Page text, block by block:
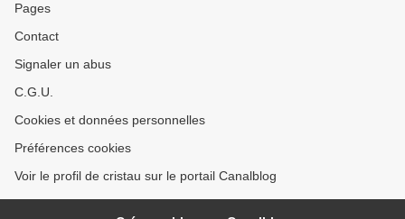
Pages
Contact
Signaler un abus
C.G.U.
Cookies et données personnelles
Préférences cookies
Voir le profil de cristau sur le portail Canalblog